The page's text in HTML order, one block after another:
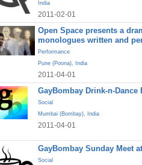
India
2011-02-01
Open Space presents a
monologues written and
Performance
Pune (Poona), India
2011-04-01
GayBombay Drink-n-Dance
Social
Mumbai (Bombay), India
2011-04-01
GayBombay Sunday Meet
Social